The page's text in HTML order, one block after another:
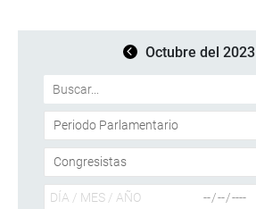
Octubre del 2023